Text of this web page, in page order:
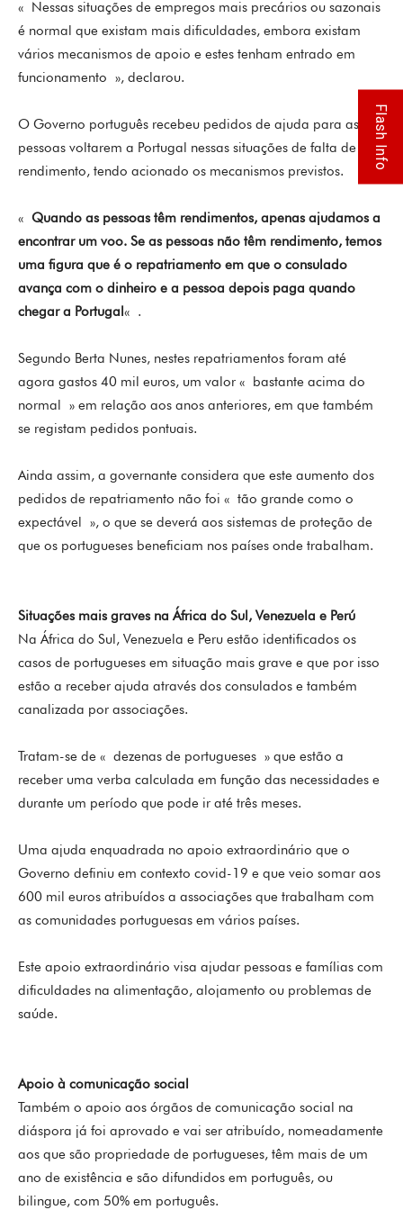
« Nessas situações de empregos mais precários ou sazonais
é normal que existam mais dificuldades, embora existam
vários mecanismos de apoio e estes tenham entrado em
funcionamento », declarou.
O Governo português recebeu pedidos de ajuda para as
pessoas voltarem a Portugal nessas situações de falta de
rendimento, tendo acionado os mecanismos previstos.
« Quando as pessoas têm rendimentos, apenas ajudamos a
encontrar um voo. Se as pessoas não têm rendimento, temos
uma figura que é o repatriamento em que o consulado
avança com o dinheiro e a pessoa depois paga quando
chegar a Portugal« .
Segundo Berta Nunes, nestes repatriamentos foram até
agora gastos 40 mil euros, um valor « bastante acima do
normal » em relação aos anos anteriores, em que também
se registam pedidos pontuais.
Ainda assim, a governante considera que este aumento dos
pedidos de repatriamento não foi « tão grande como o
expectável », o que se deverá aos sistemas de proteção de
que os portugueses beneficiam nos países onde trabalham.
Situações mais graves na África do Sul, Venezuela e Perú
Na África do Sul, Venezuela e Peru estão identificados os
casos de portugueses em situação mais grave e que por isso
estão a receber ajuda através dos consulados e também
canalizada por associações.
Tratam-se de « dezenas de portugueses » que estão a
receber uma verba calculada em função das necessidades e
durante um período que pode ir até três meses.
Uma ajuda enquadrada no apoio extraordinário que o
Governo definiu em contexto covid-19 e que veio somar aos
600 mil euros atribuídos a associações que trabalham com
as comunidades portuguesas em vários países.
Este apoio extraordinário visa ajudar pessoas e famílias com
dificuldades na alimentação, alojamento ou problemas de
saúde.
Apoio à comunicação social
Também o apoio aos órgãos de comunicação social na
diáspora já foi aprovado e vai ser atribuído, nomeadamente
aos que são propriedade de portugueses, têm mais de um
ano de existência e são difundidos em português, ou
bilingue, com 50% em português.
Flash Info